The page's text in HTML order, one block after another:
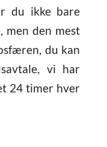
du ikke bare
men den mest
du kan
vi har
24 timer hver